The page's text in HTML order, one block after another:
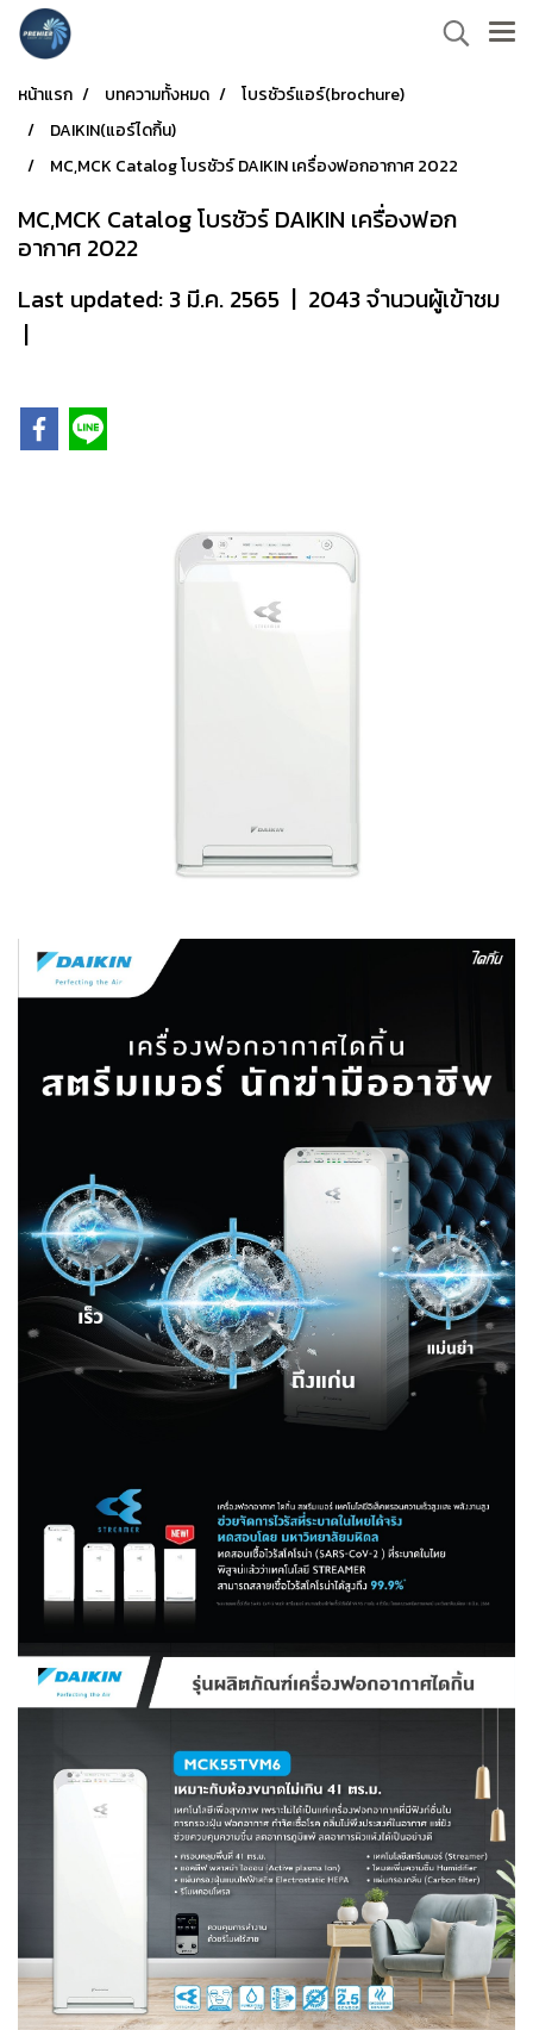
หน้าแรก บทความทั้งหมด
โบรชัวร์แอร์(brochure)
DAIKIN(แอร์ไดกิ้น)
MC,MCK Catalog โบรชัวร์ DAIKIN เครื่องฟอกอากาศ 2022
MC,MCK Catalog โบรชัวร์ DAIKIN เครื่องฟอก
อากาศ 2022
Last updated: 3 มี.ค. 2565 | 2043 จำนวนผู้เข้าชม
|